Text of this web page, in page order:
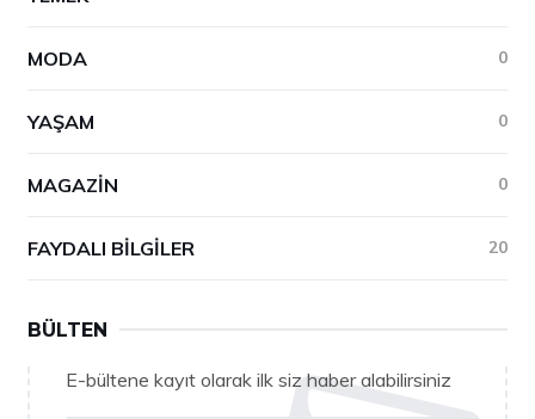
MODA 0
YAŞAM 0
MAGAZIN 0
FAYDALI BILGILER 20
BÜLTEN
E-bültene kayıt olarak ilk siz haber alabilirsiniz